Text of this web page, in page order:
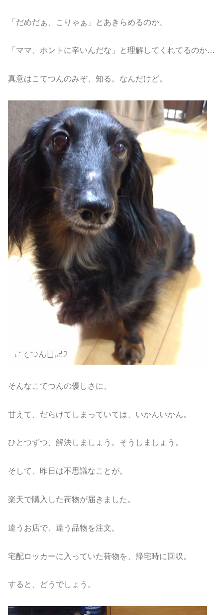
「だめだぁ、こりゃぁ」とあきらめるのか、
「ママ、ホントに辛いんだな」と理解してくれてるのか…
真意はこてつんのみぞ、知る。なんだけど。
そんなこてつんの優しさに、
甘えて、だらけてしまっていては、いかんいかん。
ひとつずつ、解決しましょう。そうしましょう。
そして、昨日は不思議なことが。
楽天で購入した荷物が届きました。
違うお店で、違う品物を注文。
宅配ロッカーに入っていた荷物を、帰宅時に回収。
すると、どうでしょう。